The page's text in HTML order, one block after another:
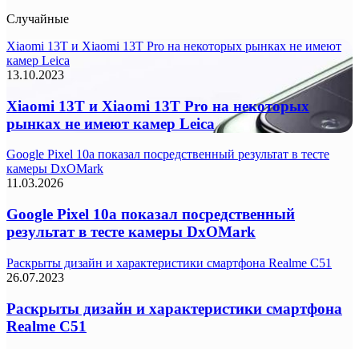
Случайные
Xiaomi 13T и Xiaomi 13T Pro на некоторых рынках не имеют
камер Leica
13.10.2023
Xiaomi 13T и Xiaomi 13T Pro на некоторых
рынках не имеют камер Leica
Google Pixel 10a показал посредственный результат в тесте
камеры DxOMark
11.03.2026
Google Pixel 10a показал посредственный
результат в тесте камеры DxOMark
Раскрыты дизайн и характеристики смартфона Realme C51
26.07.2023
Раскрыты дизайн и характеристики смартфона
Realme C51